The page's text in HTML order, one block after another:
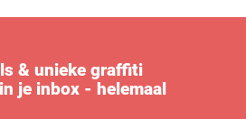
& unieke graffiti
je inbox - helemaal